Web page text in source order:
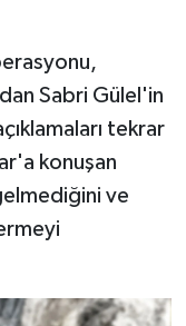
Sabri Gülel'in
tekrar
konuşan
ve